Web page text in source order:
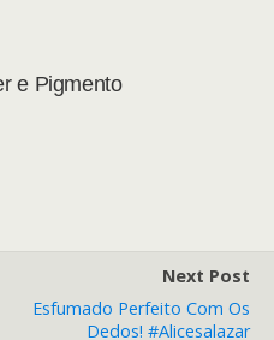
e Pigmento
Next Post
Esfumado Perfeito Com Os
Dedos! #alicesalazar